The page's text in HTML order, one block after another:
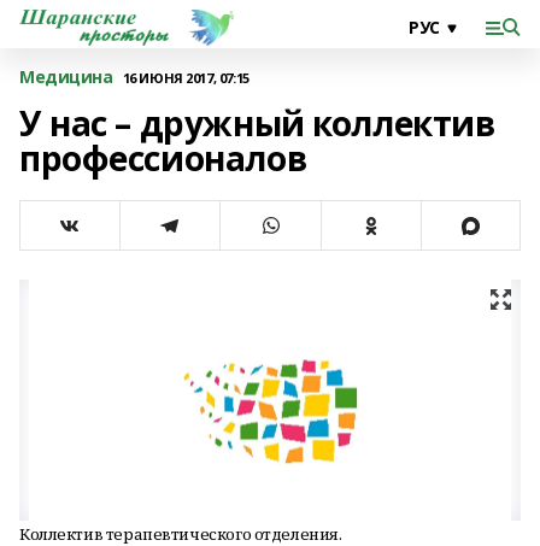
Медицина 16 ИЮНЯ 2017, 07:15
У нас – дружный коллектив
профессионалов
Коллектив терапевтического отделения.